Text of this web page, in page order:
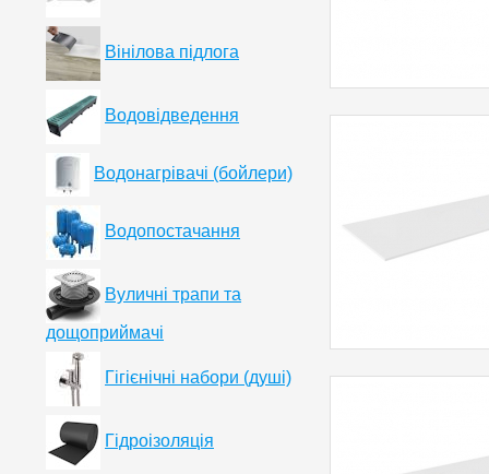
Вінілова підлога
Водовідведення
Водонагрівачі (бойлери)
Водопостачання
Вуличні трапи та
дощоприймачі
Гігієнічні набори (душі)
Гідроізоляція